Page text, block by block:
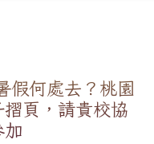
假何處去？桃園
頁，請貴校協
加